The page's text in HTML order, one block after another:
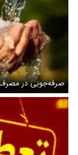
صرفه‌جویی در مصرف